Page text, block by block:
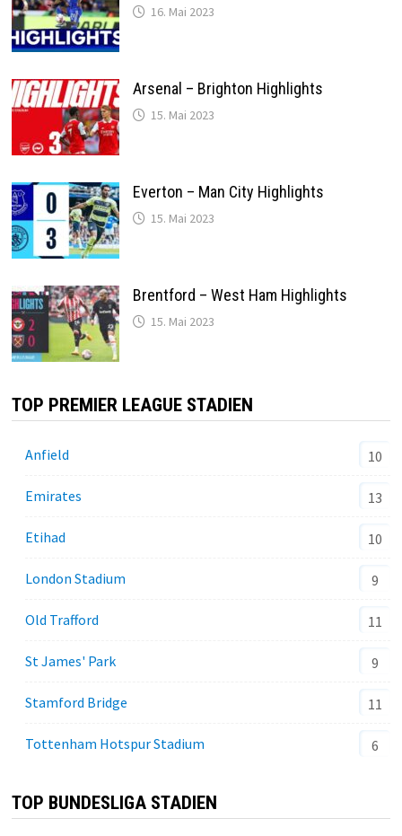
16. Mai 2023
Arsenal – Brighton Highlights
15. Mai 2023
Everton – Man City Highlights
15. Mai 2023
Brentford – West Ham Highlights
15. Mai 2023
TOP PREMIER LEAGUE STADIEN
Anfield 10
Emirates 13
Etihad 10
London Stadium 9
Old Trafford 11
St James' Park 9
Stamford Bridge 11
Tottenham Hotspur Stadium 6
TOP BUNDESLIGA STADIEN